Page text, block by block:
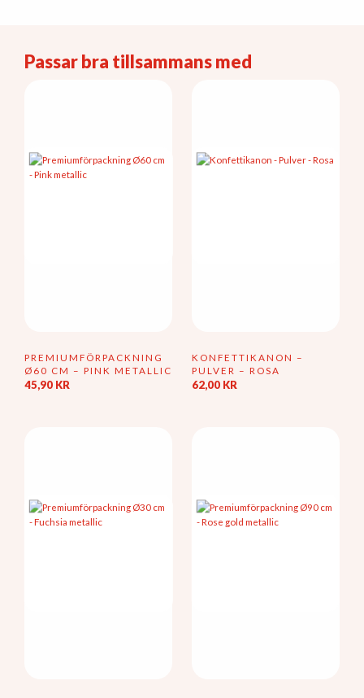
Passar bra tillsammans med
PREMIUMFÖRPACKNING
Ø60 CM – PINK METALLIC
45,90 KR
KONFETTIKANON –
PULVER – ROSA
62,00 KR